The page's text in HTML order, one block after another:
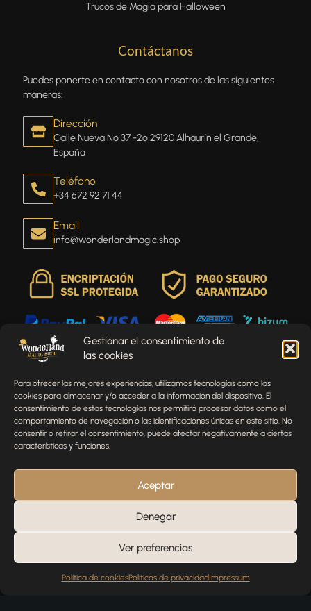
Gestionar el consentimiento de
las cookies
Para ofrecer las mejores experiencias, utilizamos tecnologías como las
cookies para almacenar y/o acceder a la información del dispositivo. El
consentimiento de estas tecnologías nos permitirá procesar datos como el
comportamiento de navegación o las identificaciones únicas en este sitio. No
consentir o retirar el consentimiento, puede afectar negativamente a ciertas
características y funciones.
Aceptar
Denegar
Ver preferencias
Política de cookiesPolíticas de privacidadImpressum
Contáctanos
Puedes ponerte en contacto con nosotros de las siguientes
maneras:
Dirección
Calle Nueva Nº 37 -2º 29120 Alhaurín el Grande,
España
Teléfono
+34 672 92 71 44
Email
info@wonderlandmagic.shop
Trucos de Magia para Halloween
Envíenos un mensaje
¿Tienes alguna pregunta, comentario o necesitas ayuda
con tu pedido? Estamos aquí para ayudarte.
NOMBRE
EMAIL
MENSAJE